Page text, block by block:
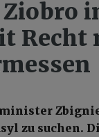
Ziobro
Recht
zu suchen.